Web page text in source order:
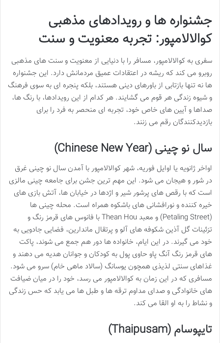
جشنواره ها و رویدادهای مذهبی
کوالالامپور: تجربه معنویت و سنت
سفری به کوالالامپور، مسافر را با دنیایی از معنویت و سنت های مذهبی
روبرو می کند که ریشه در اعتقادات عمیق مردمانش دارد. این جشنواره
ها نه تنها بازتابی از باورهای دینی هستند، بلکه پنجره ای به سوی فرهنگ
و شیوه زندگی هر قوم می گشایند. هر کدام از این رویدادها، با رنگ ها،
صداها و آیین های خاص خود، تجربه ای منحصر به فرد را برای
بازدیدکنندگان رقم می زنند.
سال نو چینی (Chinese New Year)
اواخر ژانویه یا اوایل فوریه، شهر کوالالامپور با آمدن سال نو چینی غرق
در شور و هیجان می شود. این مهم ترین جشن برای جامعه چینی مالزی
است که با رقص های پرشور شیر و اژدها در خیابان ها، آتش بازی های
خیره کننده و نورافشانی های باشکوه همراه است. محله چینی ها
(Petaling Street) و معبد Thean Hou با فانوس های قرمز رنگ و
تزئینات گل آذین شکوفه های آلو و پرتقال ماندارین، فضایی جادویی به
خود می گیرند. در این ایام، خانواده ها دور هم جمع می شوند، پاکت
های قرمز رنگ آنگ پاو حاوی پول به کودکان و جوانان هدیه می دهند و
غذاهای سنتی لذیذی همچون یوسانگ (سالاد ماهی خام) سرو می شود.
مسافری که در این زمان به کوالالامپور می رسد، خود را در میان ضیافت
های خانوادگی و صدای مداوم ترقه ها و طبل ها می یابد که حس زندگی
و نشاط را به او القا می کند.
تایپوسام (Thaipusam)